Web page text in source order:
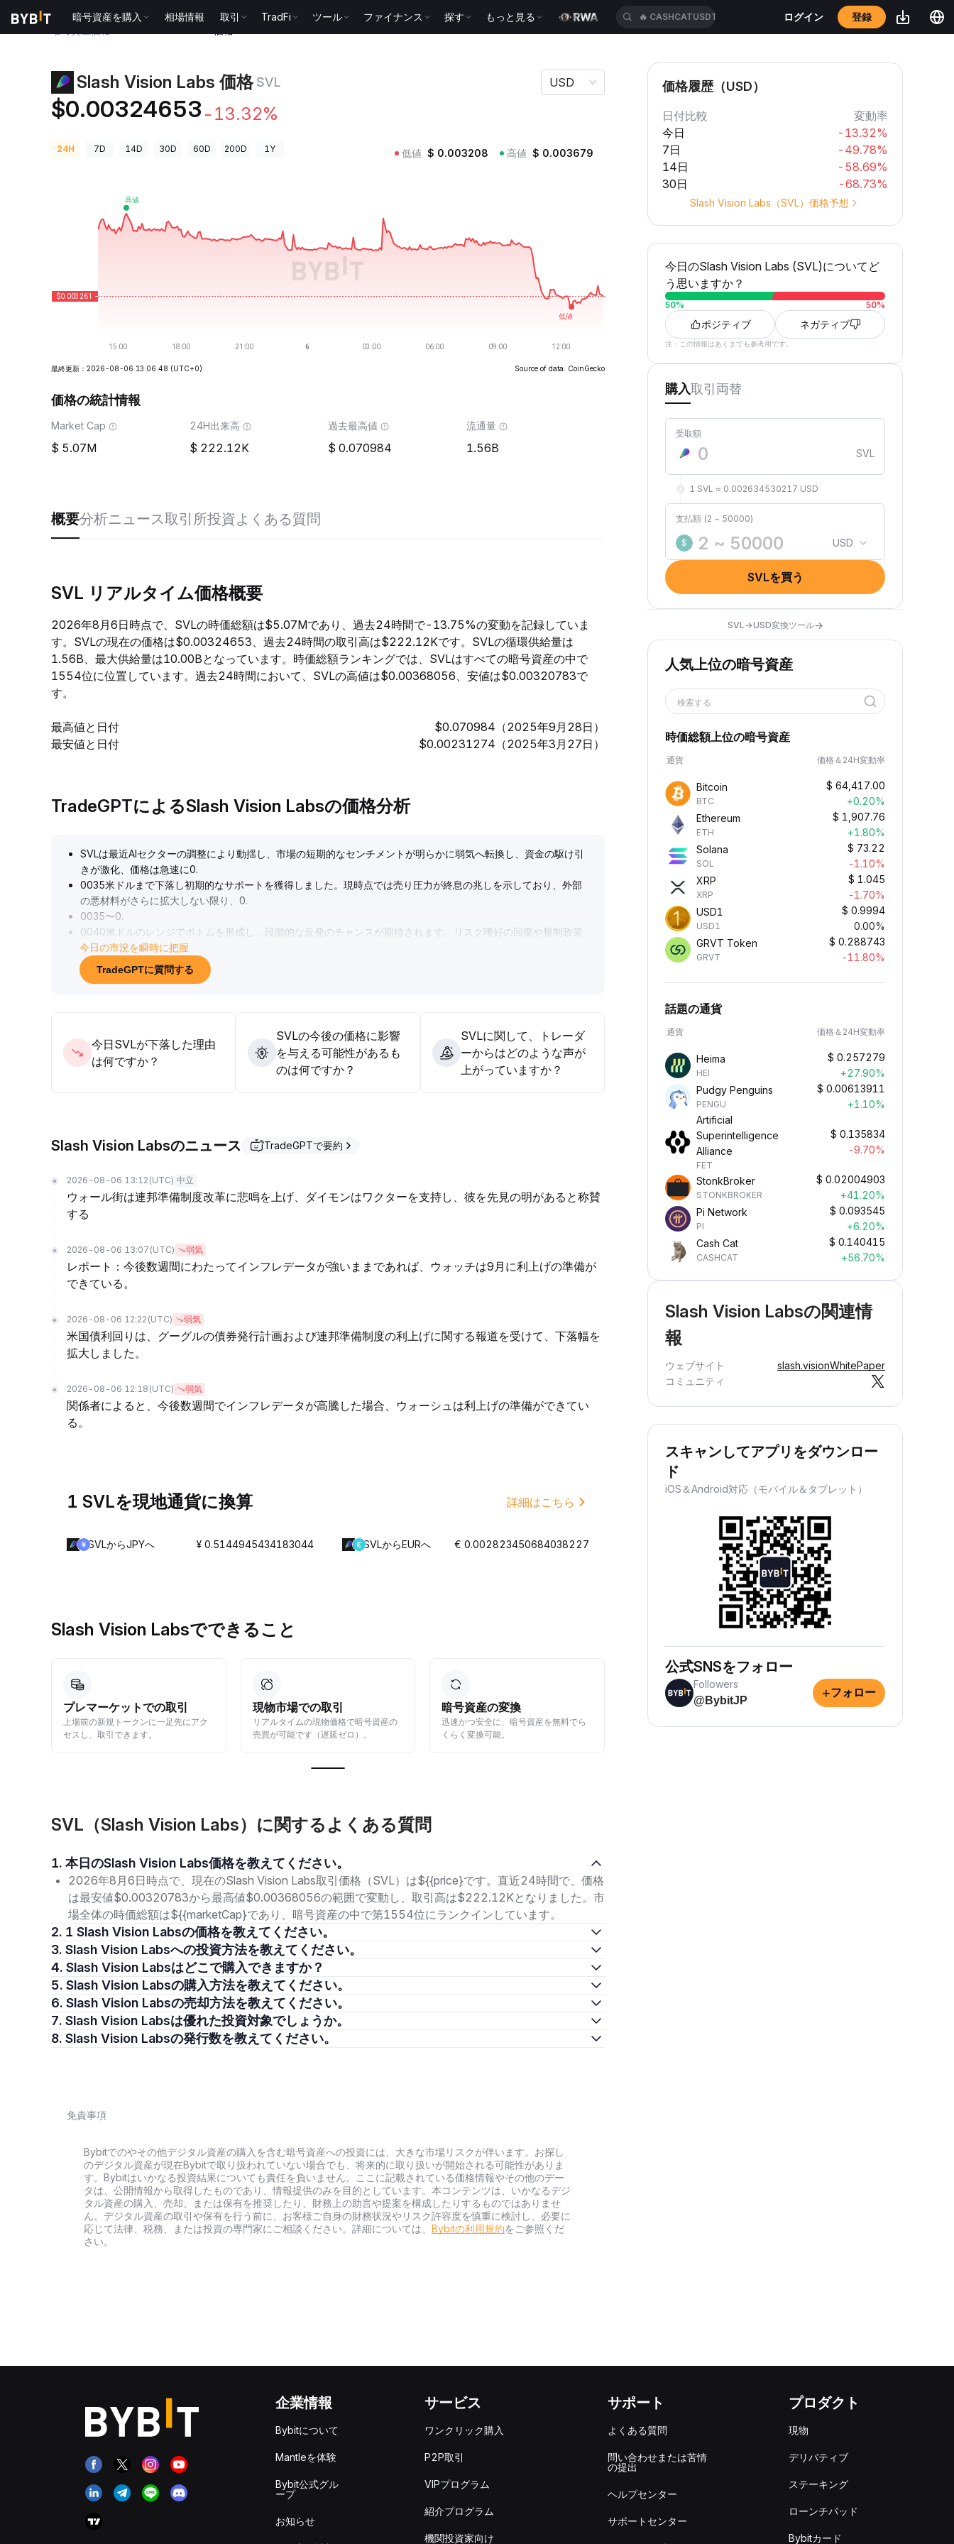
暗号資産を購入 相場情報 取引 TradFi ツール ファイナンス 探す もっと見る 🔥 CASHCATUSDT ログイン 登録
Slash Vision Labs 価格 SVL
$0.00324653 -13.32%
USD
24H 7D 14D 30D 60D 200D 1Y 低値 $ 0.003208 高値 $ 0.003679
最終更新：2026-08-06 13:06:48 (UTC+0) Source of data: CoinGecko
価格の統計情報
Market Cap
5.07M
24H出来高
222.12K
過去最高値
0.070984
流通量
1.56B
概要分析ニュース取引所投資よくある質問
SVL リアルタイム価格概要
2026年8月6日時点で、SVLの時価総額は$5.07Mであり、過去24時間で-13.75%の変動を記録していま
す。SVLの現在の価格は$0.00324653、過去24時間の取引高は$222.12Kです。SVLの循環供給量は
1.56B、最大供給量は10.00Bとなっています。時価総額ランキングでは、SVLはすべての暗号資産の中で
1554位に位置しています。過去24時間において、SVLの高値は$0.00368056、安値は$0.00320783で
す。
最高値と日付
$0.070984（2025年9月28日）
最安値と日付
$0.00231274（2025年3月27日）
TradeGPTによるSlash Vision Labsの価格分析
SVLは最近AIセクターの調整により動揺し、市場の短期的なセンチメントが明らかに弱気へ転換し、資金の駆け引
きが激化、価格は急速に0.
0035米ドルまで下落し初期的なサポートを獲得しました。現時点では売り圧力が終息の兆しを示しており、外部
の悪材料がさらに拡大しない限り、0.
0035〜0.
0040米ドルのレンジでボトムを形成し、段階的な反発のチャンスが期待されます。リスク嗜好の回復や規制政策
の明確化など主要な変数の変化に注目し、セクターのベータ回復と合わせ低位買いを推奨、中期的な防御は0
0035米ドルの損切りを基準とすることを推奨します。
今日の市況を瞬時に把握
TradeGPTに質問する
今日SVLが下落した理由
は何ですか？
SVLの今後の価格に影響
を与える可能性があるも
のは何ですか？
SVLに関して、トレーダ
ーからはどのような声が
上がっていますか？
Slash Vision Labsのニュース TradeGPTで要約
2026-08-06 13:12 (UTC) 中立
ウォール街は連邦準備制度改革に悲鳴を上げ、ダイモンはワクターを支持し、彼を先見の明があると称賛
する
2026-08-06 13:07 (UTC) 弱気
レポート：今後数週間にわたってインフレデータが強いままであれば、ウォッチは9月に利上げの準備が
できている。
2026-08-06 12:22 (UTC) 弱気
米国債利回りは、グーグルの債券発行計画および連邦準備制度の利上げに関する報道を受けて、下落幅を
拡大しました。
2026-08-06 12:18 (UTC) 弱気
関係者によると、今後数週間でインフレデータが高騰した場合、ウォーシュは利上げの準備ができてい
る。
1 SVLを現地通貨に換算 詳細はこちら
SVLからJPYへ ¥ 0.5144945434183044 SVLからEURへ € 0.002823450684038227
Slash Vision Labsでできること
現物市場での取引
リアルタイムの現物価格で暗号資産の
売買が可能です（遅延ゼロ）。
暗号資産の変換
迅速かつ安全に、暗号資産を無料でら
くらく変換可能。
パッシブインカムの獲得
資産を預け入れて、パッシブインカム
を獲得しながら資産を増やせます。
SVL（Slash Vision Labs）に関するよくある質問
1. 本日のSlash Vision Labs価格を教えてください。
2026年8月6日時点で、現在のSlash Vision Labs取引価格（SVL）は${{price}です。直近24時間で、価格
は最安値$0.00320783から最高値$0.00368056の範囲で変動し、取引高は$222.12Kとなりました。市
場全体の時価総額は${{marketCap}であり、暗号資産の中で第1554位にランクインしています。
2. 1 Slash Vision Labsの価格を教えてください。
3. Slash Vision Labsへの投資方法を教えてください。
4. Slash Vision Labsはどこで購入できますか？
5. Slash Vision Labsの購入方法を教えてください。
6. Slash Vision Labsの売却方法を教えてください。
7. Slash Vision Labsは優れた投資対象でしょうか。
8. Slash Vision Labsの発行数を教えてください。
免責事項
Bybitでのやその他デジタル資産の購入を含む暗号資産への投資には、大きな市場リスクが伴います。お探し
のデジタル資産が現在Bybitで取り扱われていない場合でも、将来的に取り扱いが開始される可能性がありま
す。Bybitはいかなる投資結果についても責任を負いません。ここに記載されている価格情報やその他のデー
タは、公開情報から取得したものであり、情報提供のみを目的としています。本コンテンツは、いかなるデジ
タル資産の購入、売却、または保有を推奨したり、財務上の助言や提案を構成したりするものではありませ
ん。デジタル資産の取引や保有を行う前に、お客様ご自身の財務状況やリスク許容度を慎重に検討し、必要に
応じて法律、税務、または投資の専門家にご相談ください。詳細については、 Bybitの利用規約をご参照くだ
さい。
価格履歴（USD）
日付比較
変動率
今日
-13.32%
7日
-49.78%
14日
-58.69%
30日
-68.73%
Slash Vision Labs（SVL）価格予想
今日のSlash Vision Labs (SVL)についてど
う思いますか？
50% 50%
ポジティブ ネガティブ
注：この情報はあくまでも参考用です。
購入取引 両替
受取額
SVL
1 SVL ≈ 0.002634530217 USD
支払額 (2 ~ 50000)
$ USD
SVLを買う
SVL→USD変換ツール→
人気上位の暗号資産
検索する
時価総額上位の暗号資産
通貨 価格＆24H変動率
Bitcoin
BTC
$ 64,417.00
+0.20%
Ethereum
ETH
$ 1,907.76
+1.80%
Solana
SOL
$ 73.22
-1.10%
XRP
XRP
$ 1.045
-1.70%
USD1
USD1
$ 0.9994
0.00%
GRVT Token
GRVT
$ 0.288743
-11.80%
話題の通貨
通貨 価格＆24H変動率
Heima
HEI
$ 0.257279
+27.90%
Pudgy Penguins
PENGU
$ 0.00613911
+1.10%
Artificial
Superintelligence
Alliance
FET
$ 0.135834
-9.70%
StonkBroker
STONKBROKER
$ 0.02004903
+41.20%
Pi Network
PI
$ 0.093545
+6.20%
Cash Cat
CASHCAT
$ 0.140415
+56.70%
Slash Vision Labsの関連情
報
ウェブサイト slash.visionWhitePaper
コミュニティ
スキャンしてアプリをダウンロー
ド
iOS＆Android対応（モバイル＆タブレット）
公式SNSをフォロー
Followers
@BybitJP
+フォロー
企業情報
Bybitについて
Mantleを体験
Bybit公式グル
ープ
お知らせ
サービス
ワンクリック購入
P2P取引
VIPプログラム
紹介プログラム
機関投資家向け
サポート
よくある質問
問い合わせまたは苦情
の提出
ヘルプセンター
サポートセンター
プロダクト
現物
デリバティブ
ステーキング
ローンチパッド
Bybitカード